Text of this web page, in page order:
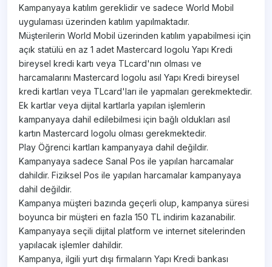
Kampanyaya katılım gereklidir ve sadece World Mobil
uygulaması üzerinden katılım yapılmaktadır.
Müşterilerin World Mobil üzerinden katılım yapabilmesi için
açık statülü en az 1 adet Mastercard logolu Yapı Kredi
bireysel kredi kartı veya TLcard'nın olması ve
harcamalarını Mastercard logolu asıl Yapı Kredi bireysel
kredi kartları veya TLcard'ları ile yapmaları gerekmektedir.
Ek kartlar veya dijital kartlarla yapılan işlemlerin
kampanyaya dahil edilebilmesi için bağlı oldukları asıl
kartın Mastercard logolu olması gerekmektedir.
Play Öğrenci kartları kampanyaya dahil değildir.
Kampanyaya sadece Sanal Pos ile yapılan harcamalar
dahildir. Fiziksel Pos ile yapılan harcamalar kampanyaya
dahil değildir.
Kampanya müşteri bazında geçerli olup, kampanya süresi
boyunca bir müşteri en fazla 150 TL indirim kazanabilir.
Kampanyaya seçili dijital platform ve internet sitelerinden
yapılacak işlemler dahildir.
Kampanya, ilgili yurt dışı firmaların Yapı Kredi bankası